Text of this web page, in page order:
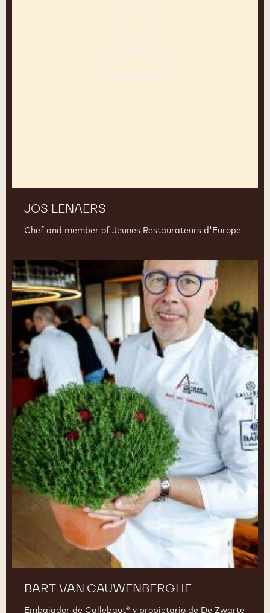
JOS LENAERS
Chef and member of Jeunes Restaurateurs d'Europe
BART VAN CAUWENBERGHE
Embajador de Callebaut® y propietario de De Zwarte
Bart
Van
Cauwenberghe